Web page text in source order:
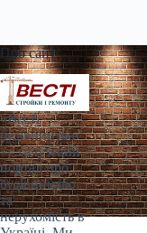
Про сайт
«Весті
будівництва»
— галузевий
портал про
будівництво
та
нерухомість в